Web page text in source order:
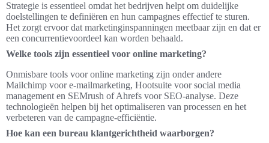
Strategie is essentieel omdat het bedrijven helpt om duidelijke
doelstellingen te definiëren en hun campagnes effectief te sturen.
Het zorgt ervoor dat marketinginspanningen meetbaar zijn en dat er
een concurrentievoordeel kan worden behaald.
Welke tools zijn essentieel voor online marketing?
Onmisbare tools voor online marketing zijn onder andere
Mailchimp voor e-mailmarketing, Hootsuite voor social media
management en SEMrush of Ahrefs voor SEO-analyse. Deze
technologieën helpen bij het optimaliseren van processen en het
verbeteren van de campagne-efficiëntie.
Hoe kan een bureau klantgerichtheid waarborgen?